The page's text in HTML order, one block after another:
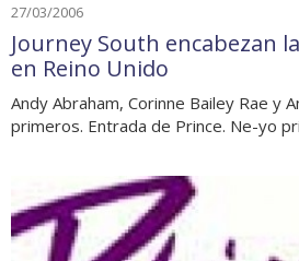
27/03/2006
Journey South encabezan
en Reino Unido
Andy Abraham, Corinne Bailey Rae y
primeros. Entrada de Prince. Ne-yo